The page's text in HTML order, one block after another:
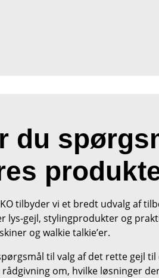
du
tilbyder vi et bredt udvalg af
lys-gejl, stylingprodukter og
og walkie talkie’er.
til valg af det rette gejl
om, hvilke løsninger